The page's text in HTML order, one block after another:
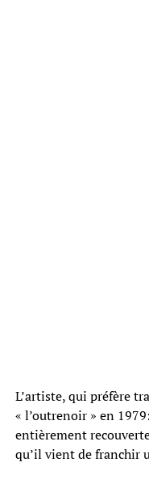
L’artiste, qui préfère
« l’outrenoir » en
entièrement
qu’il vient de franchir